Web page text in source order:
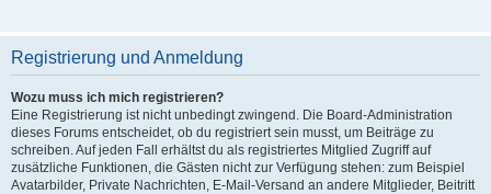
Registrierung und Anmeldung
Wozu muss ich mich registrieren?
Eine Registrierung ist nicht unbedingt zwingend. Die Board-Administration
dieses Forums entscheidet, ob du registriert sein musst, um Beiträge zu
schreiben. Auf jeden Fall erhältst du als registriertes Mitglied Zugriff auf
zusätzliche Funktionen, die Gästen nicht zur Verfügung stehen: zum Beispiel
Avatarbilder, Private Nachrichten, E-Mail-Versand an andere Mitglieder, Beitritt